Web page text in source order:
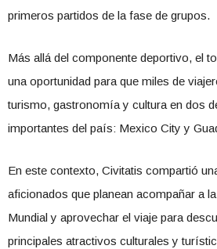
primeros partidos de la fase de grupos.
Más allá del componente deportivo, el
una oportunidad para que miles de
turismo, gastronomía y cultura en dos
importantes del país: Mexico City y
En este contexto, Civitatis compartió
aficionados que planean acompañar a
Mundial y aprovechar el viaje para
principales atractivos culturales y